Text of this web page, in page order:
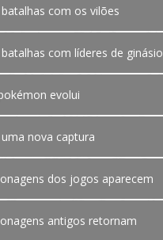
com os vilões
com líderes de ginásio
evolui
nova captura
dos jogos aparecem
antigos retornam